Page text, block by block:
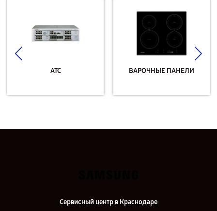
АТС ВАРОЧНЫЕ ПАНЕЛИ
Сервисный центр в Краснодаре